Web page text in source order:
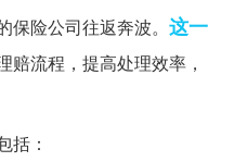
险公司往返奔波。 这一
赔流程，提高处理效率，
括：